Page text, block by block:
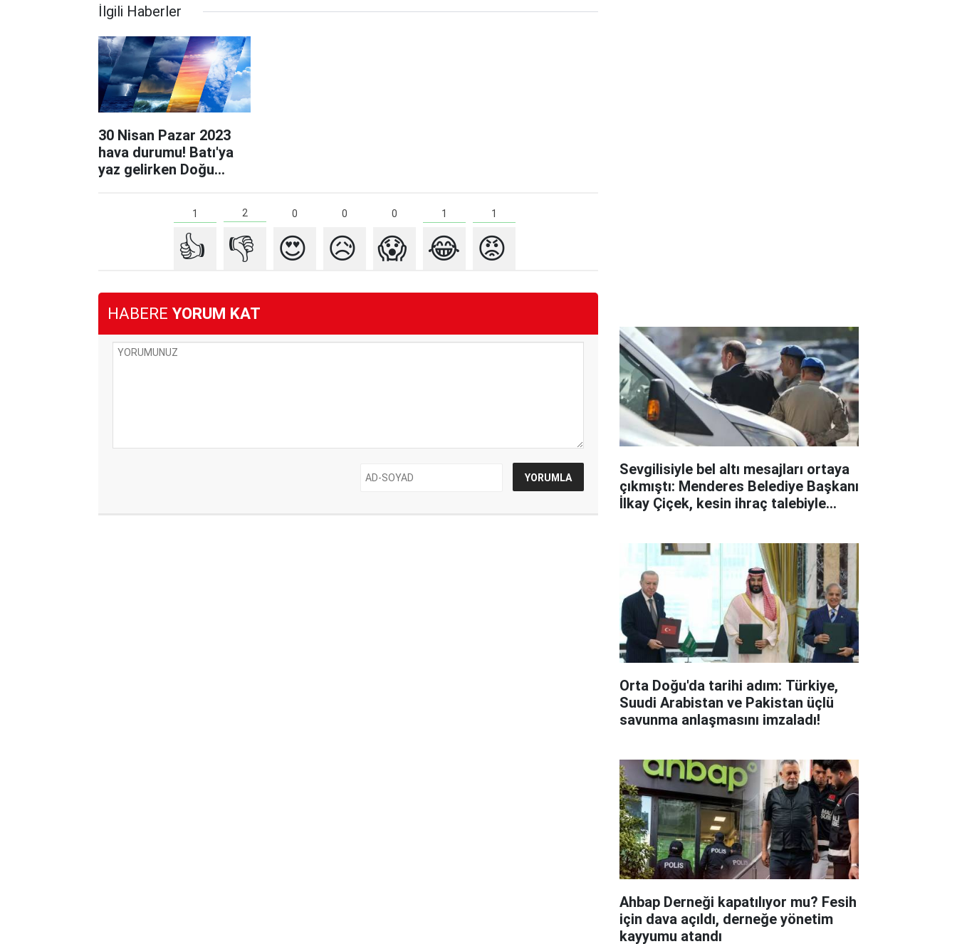
İlgili Haberler
30 Nisan Pazar 2023
hava durumu! Batı'ya
yaz gelirken Doğu
9 il için sarı kodlu uyarı!
1 2 0 0 0 1 1
👍 👎 😍 😥 😱 😂 😡
HABERE YORUM KAT
Sevgilisiyle bel altı mesajları ortaya
çıkmıştı: Menderes Belediye Başkanı
İlkay Çiçek, kesin ihraç talebiyle
Orta Doğu'da tarihi adım: Türkiye,
Suudi Arabistan ve Pakistan üçlü
savunma anlaşmasını imzaladı!
Ahbap Derneği kapatılıyor mu? Fesih
için dava açıldı, derneğe yönetim
kayyumu atandı